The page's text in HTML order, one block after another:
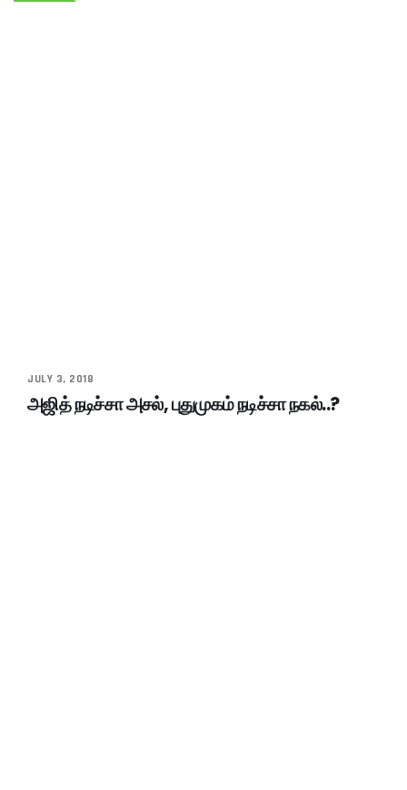
JULY 3, 2018
அஜித் நடிச்சா அசல், புதுமுகம் நடிச்சா நகல்..?